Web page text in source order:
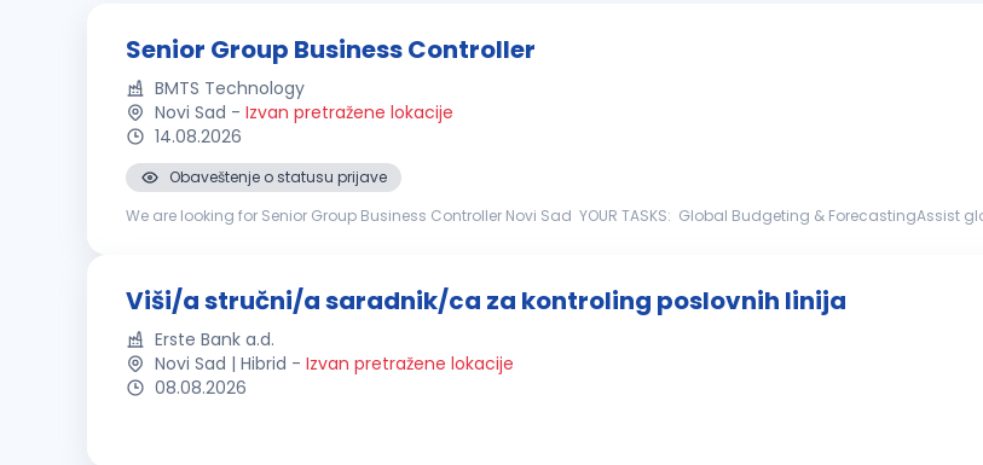
Senior Group Business Controller
BMTS Technology
Novi Sad - Izvan pretražene lokacije
14.08.2026
Obaveštenje o statusu prijave
We are looking for Senior Group Business Controller Novi Sad YOUR TASKS: Global Budgeting & ForecastingAssist global FPA head on annual budgeting
Viši/a stručni/a saradnik/ca za kontroling poslovnih linija
Erste Bank a.d.
Novi Sad | Hibrid - Izvan pretražene lokacije
08.08.2026